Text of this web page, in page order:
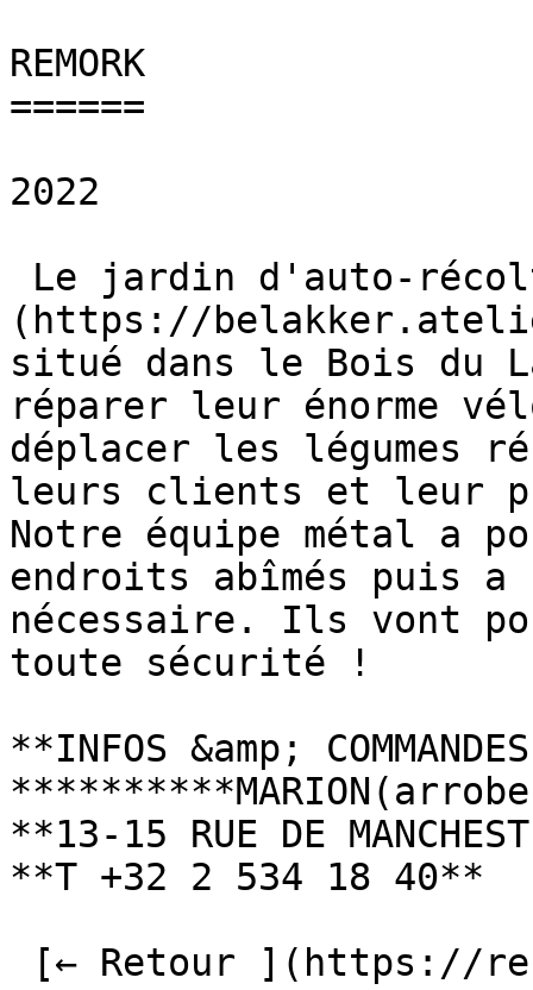
REMORK
======
2022
(https://
situé dans le Bois du
réparer leur énorme
déplacer les légumes
leurs clients et leur
Notre équipe métal a
endroits abîmés puis
nécessaire. Ils vont
toute sécurité !
**INFOS &amp;
**13-15 RUE DE
**T +32 2 534 18 40**